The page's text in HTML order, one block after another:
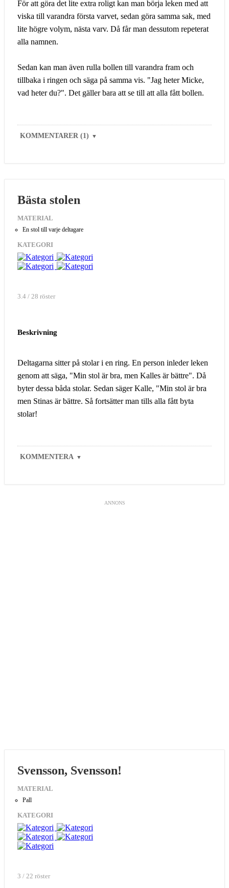
För att göra det lite extra roligt kan man börja leken med att
viska till varandra första varvet, sedan göra samma sak, med
lite högre volym, nästa varv. Då får man dessutom repeterat
alla namnen.
Sedan kan man även rulla bollen till varandra fram och
tillbaka i ringen och säga på samma vis. "Jag heter Micke,
vad heter du?". Det gäller bara att se till att alla fått bollen.
KOMMENTARER (1) ▼
Bästa stolen
MATERIAL
En stol till varje deltagare
KATEGORI
3.4 / 28 röster
Beskrivning
Deltagarna sitter på stolar i en ring. En person inleder leken
genom att säga, "Min stol är bra, men Kalles är bättre". Då
byter dessa båda stolar. Sedan säger Kalle, "Min stol är bra
men Stinas är bättre. Så fortsätter man tills alla fått byta
stolar!
KOMMENTERA ▼
ANNONS
Svensson, Svensson!
MATERIAL
Pall
KATEGORI
3 / 22 röster